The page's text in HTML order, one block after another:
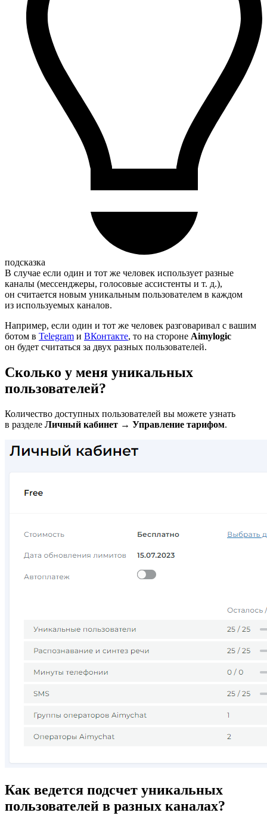
подсказка
В случае если один и тот же человек использует разные
каналы (мессенджеры, голосовые ассистенты и т. д.),
он считается новым уникальным пользователем в каждом
из используемых каналов.
Например, если один и тот же человек разговаривал с вашим
ботом в Telegram и ВКонтакте, то на стороне Aimylogic
он будет считаться за двух разных пользователей.
Сколько у меня уникальных
пользователей?
Количество доступных пользователей вы можете узнать
в разделе Личный кабинет → Управление тарифом.
Как ведется подсчет уникальных
пользователей в разных каналах?